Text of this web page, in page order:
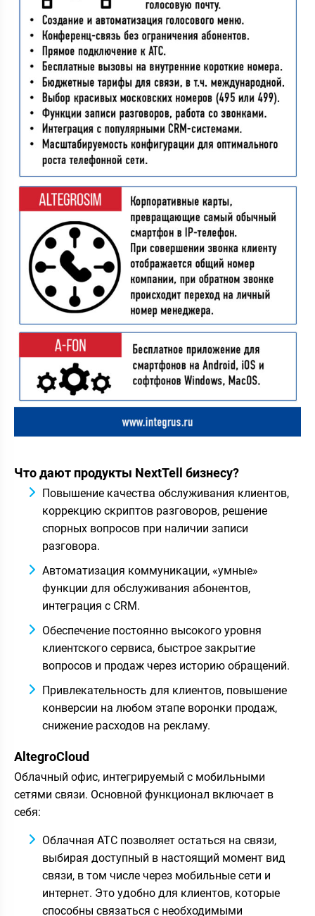
Что дают продукты NextTell бизнесу?
Повышение качества обслуживания клиентов,
коррекцию скриптов разговоров, решение
спорных вопросов при наличии записи
разговора.
Автоматизация коммуникации, «умные»
функции для обслуживания абонентов,
интеграция с CRM.
Обеспечение постоянно высокого уровня
клиентского сервиса, быстрое закрытие
вопросов и продаж через историю обращений.
Привлекательность для клиентов, повышение
конверсии на любом этапе воронки продаж,
снижение расходов на рекламу.
AltegroCloud
Облачный офис, интегрируемый с мобильными
сетями связи. Основной функционал включает в
себя:
Облачная АТС позволяет остаться на связи,
выбирая доступный в настоящий момент вид
связи, в том числе через мобильные сети и
интернет. Это удобно для клиентов, которые
способны связаться с необходимыми